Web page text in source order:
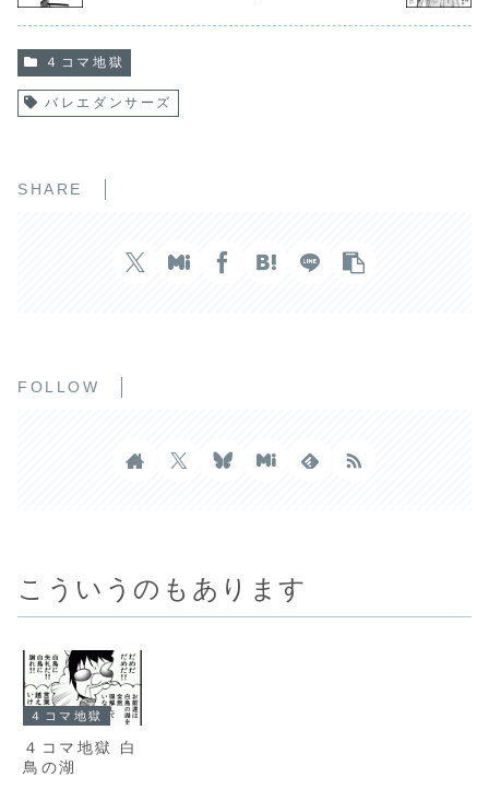
４コマ地獄
バレエダンサーズ
SHARE
FOLLOW
こういうのもあります
４コマ地獄
４コマ地獄 白
鳥の湖